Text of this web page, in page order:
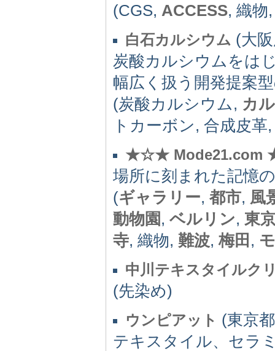
(CGS, ACCESS, 織
白石カルシウム (大
炭酸カルシウムをは
幅広く扱う開発提案
(炭酸カルシウム, カ
トカーボン, 合成皮革
★☆★ Mode21.com
場所に刻まれた記憶
(ギャラリー, 都市, 風
動物園 , ベルリン, 東
寺, 織物, 難波,梅田 ,
中川テキスタイルク
(先染め)
ウンピアット (東京
テキスタイル、セラ